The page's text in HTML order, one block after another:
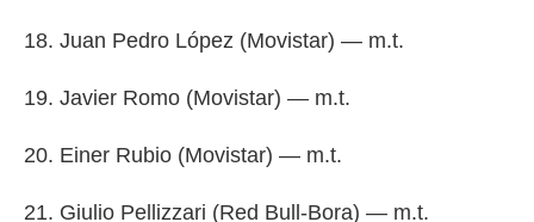
18. Juan Pedro López (Movistar) — m.t.
19. Javier Romo (Movistar) — m.t.
20. Einer Rubio (Movistar) — m.t.
21. Giulio Pellizzari (Red Bull-Bora) — m.t.